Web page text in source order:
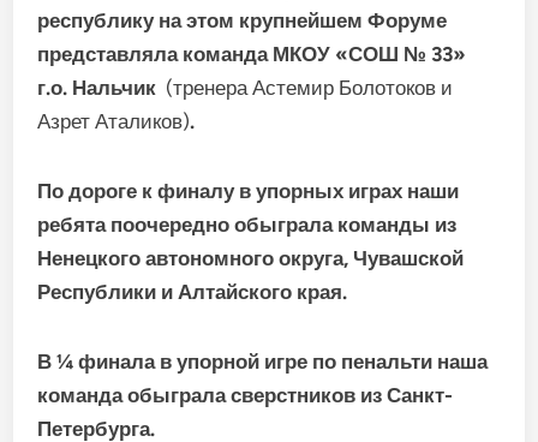
республику на этом крупнейшем Форуме
представляла команда МКОУ «СОШ № 33»
г.о. Нальчик (тренера Астемир Болотоков и
Азрет Аталиков).
По дороге к финалу в упорных играх наши
ребята поочередно обыграла команды из
Ненецкого автономного округа, Чувашской
Республики и Алтайского края.
В ¼ финала в упорной игре по пенальти наша
команда обыграла сверстников из Санкт-
Петербурга.